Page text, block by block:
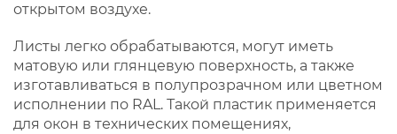
открытом воздухе.
Листы легко обрабатываются, могут иметь
матовую или глянцевую поверхность, а также
изготавливаться в полупрозрачном или цветном
исполнении по RAL. Такой пластик применяется
для окон в технических помещениях,